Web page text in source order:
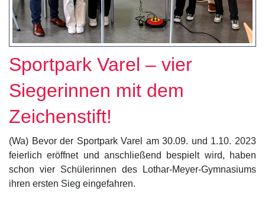
Sportpark Varel – vier
Siegerinnen mit dem
Zeichenstift!
(Wa) Bevor der Sportpark Varel am 30.09. und 1.10. 2023
feierlich eröffnet und anschließend bespielt wird, haben
schon vier Schülerinnen des Lothar-Meyer-Gymnasiums
ihren ersten Sieg eingefahren.